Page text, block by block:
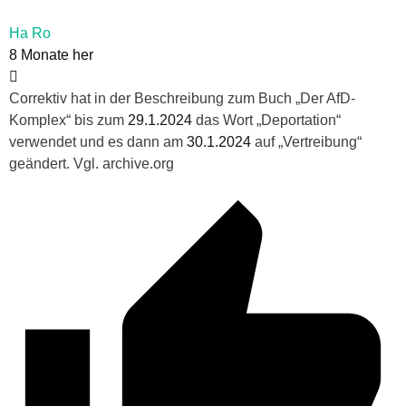
Ha Ro
8 Monate her
Correktiv hat in der Beschreibung zum Buch „Der AfD-
Komplex“ bis zum 29.1.2024 das Wort „Deportation“
verwendet und es dann am 30.1.2024 auf „Vertreibung“
geändert. Vgl. archive.org